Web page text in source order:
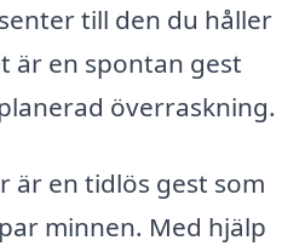
till den du håller
är en spontan gest
överraskning.
är en tidlös gest som
minnen. Med hjälp